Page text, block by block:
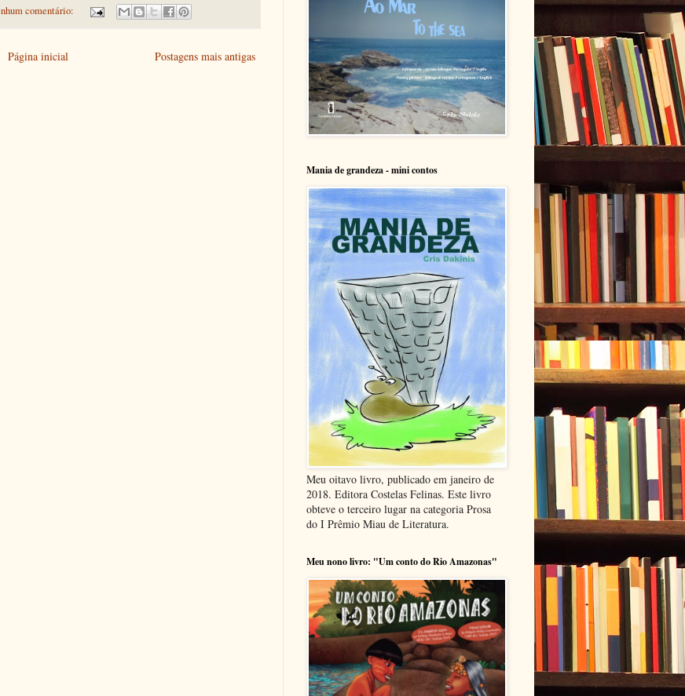
comentário:
Postagens mais antigas
Página inicial
Mania de grandeza - mini contos
Meu oitavo livro, publicado em janeiro de
2018. Editora Costelas Felinas. Este livro
obteve o terceiro lugar na categoria Prosa
do I Prêmio Miau de Literatura.
Meu nono livro: "Um conto do Rio Amazonas"